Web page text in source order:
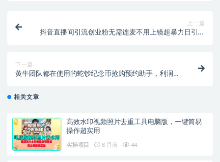
上一篇
抖音直播间引流创业粉无需连麦不用上镜超暴力日引流
下一篇
黄牛团队都在使用的蛇钞纪念币抢购预约助手，利润四
相关文章
高效水印视频照片去重工具电脑版，一键简易
操作超实用
实操项目 8 月前 44